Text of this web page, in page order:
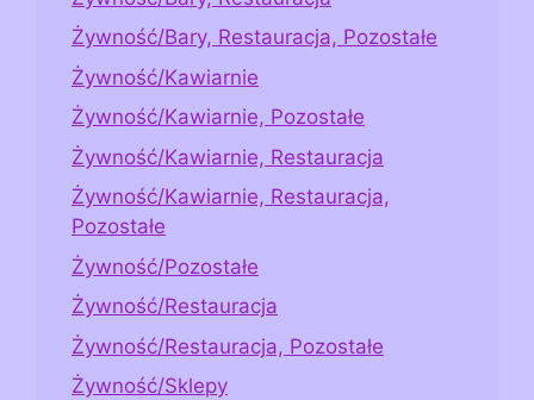
Żywność/Bary, Restauracja, Pozostałe
Żywność/Kawiarnie
Żywność/Kawiarnie, Pozostałe
Żywność/Kawiarnie, Restauracja
Żywność/Kawiarnie, Restauracja,
Pozostałe
Żywność/Pozostałe
Żywność/Restauracja
Żywność/Restauracja, Pozostałe
Żywność/Sklepy